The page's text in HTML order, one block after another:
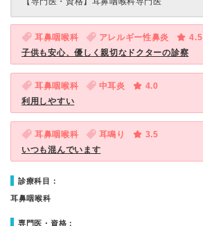
耳鼻咽喉科 アレルギー性鼻炎
4.5
子供も安心、優しく親切なドクターの診察
耳鼻咽喉科 中耳炎
4.0
利用しやすい
耳鼻咽喉科 耳鳴り
3.5
いつも混んでいます
診療科目：
耳鼻咽喉科
専門医・資格：